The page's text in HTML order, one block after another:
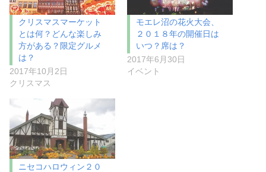
クリスマスマーケット
とは何？どんな楽しみ
方がある？限定グルメ
は？
2017年10月2日
クリスマス
モエレ沼の花火大会、
２０１８年の開催日は
いつ？席は？
2017年6月30日
イベント
ニセコハロウィン２０